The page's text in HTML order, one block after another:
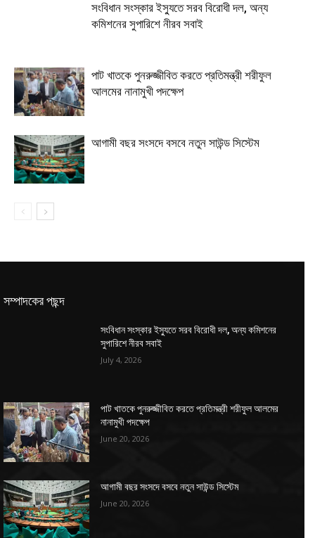
সংবিধান সংস্কার ইস্যুতে সরব বিরোধী দল, অন্য
কমিশনের সুপারিশে নীরব সবাই
পাট খাতকে পুনরুজ্জীবিত করতে প্রতিমন্ত্রী শরীফুল
আলমের নানামুখী পদক্ষেপ
আগামী বছর সংসদে বসবে নতুন সাউন্ড সিস্টেম
সম্পাদকের পছন্দ
সংবিধান সংস্কার ইস্যুতে সরব বিরোধী দল, অন্য কমিশনের
সুপারিশে নীরব সবাই
July 4, 2026
পাট খাতকে পুনরুজ্জীবিত করতে প্রতিমন্ত্রী শরীফুল আলমের
নানামুখী পদক্ষেপ
June 20, 2026
আগামী বছর সংসদে বসবে নতুন সাউন্ড সিস্টেম
June 20, 2026